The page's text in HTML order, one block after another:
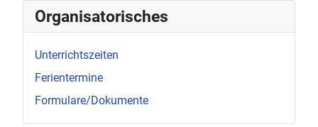
Organisatorisches
Unterrichtszeiten
Ferientermine
Formulare/Dokumente